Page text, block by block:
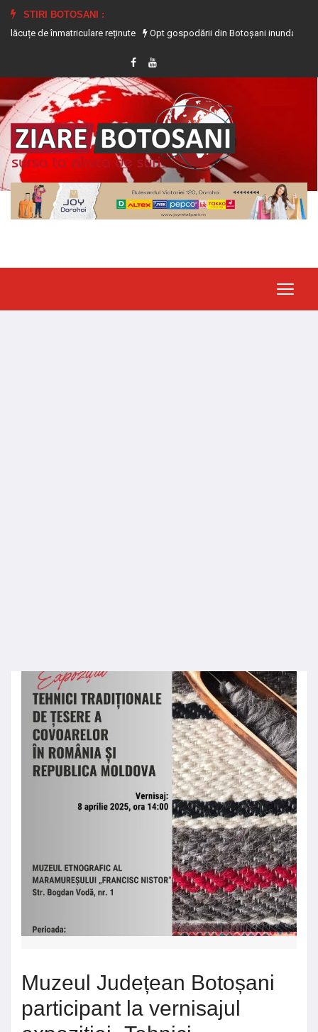
STIRI BOTOSANI :
reținute
Opt gospodării din Botoșani inundate în urma
Muzeul Județean Botoșani
participant la vernisajul